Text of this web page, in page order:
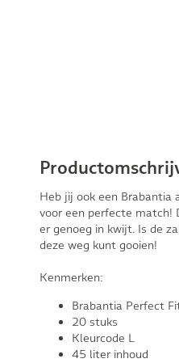
Heb jij ook een Brabantia
voor een perfecte match!
er genoeg in kwijt. Is de
deze weg kunt gooien!
Kenmerken:
Brabantia Perfect
20 stuks
Kleurcode L
45 liter inhoud